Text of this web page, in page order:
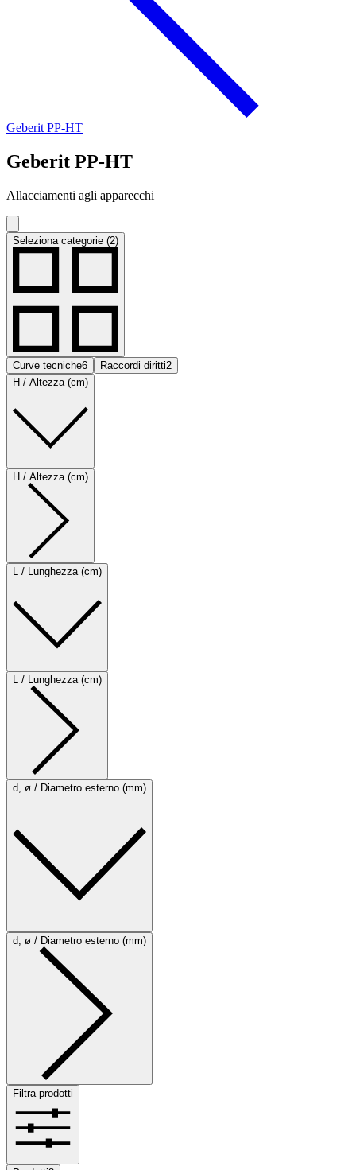
Geberit PP-HT
Geberit PP-HT
Allacciamenti agli apparecchi
Seleziona categorie (2)
Curve tecniche6 Raccordi diritti2
H / Altezza (cm)
H / Altezza (cm)
L / Lunghezza (cm)
L / Lunghezza (cm)
d, ø / Diametro esterno (mm)
d, ø / Diametro esterno (mm)
Filtra prodotti